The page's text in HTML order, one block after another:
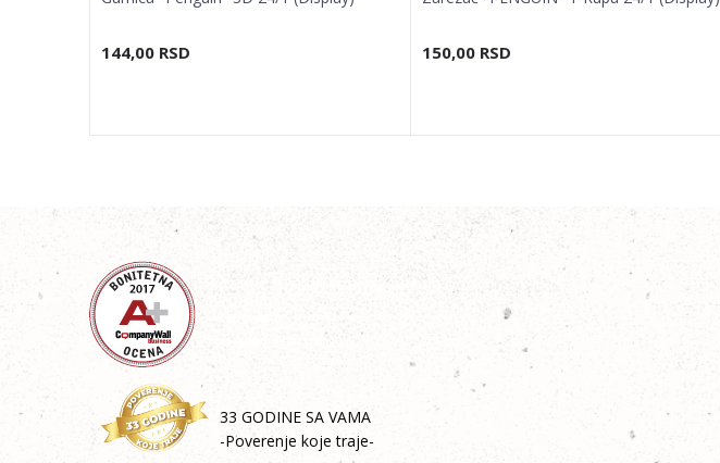
144,00 RSD 150,00 RSD
33 GODINE SA VAMA
-Poverenje koje traje-